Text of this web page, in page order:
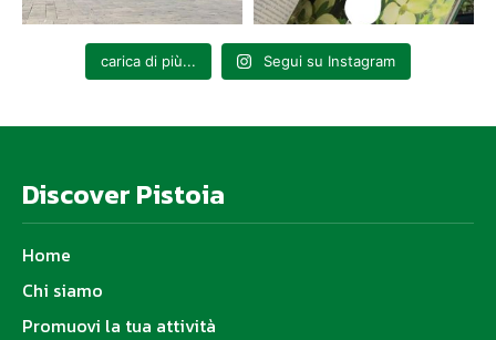
carica di più... Segui su Instagram
Discover Pistoia
Home
Chi siamo
Promuovi la tua attività